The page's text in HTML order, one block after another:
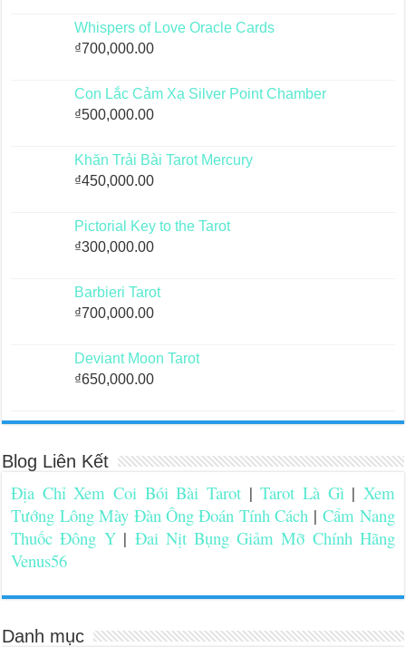
Whispers of Love Oracle Cards
₫700,000.00
Con Lắc Cảm Xạ Silver Point Chamber
₫500,000.00
Khăn Trải Bài Tarot Mercury
₫450,000.00
Pictorial Key to the Tarot
₫300,000.00
Barbieri Tarot
₫700,000.00
Deviant Moon Tarot
₫650,000.00
Blog Liên Kết
Địa Chỉ Xem Coi Bói Bài Tarot |Tarot Là Gì| Xem
Tướng Lông Mày Đàn Ông Đoán Tính Cách |Cẩm Nang
Thuốc Đông Y| Đai Nịt Bụng Giảm Mỡ Chính Hãng
Venus56
Danh mục